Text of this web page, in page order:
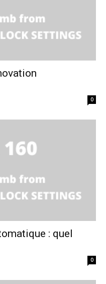
0
: quel
0